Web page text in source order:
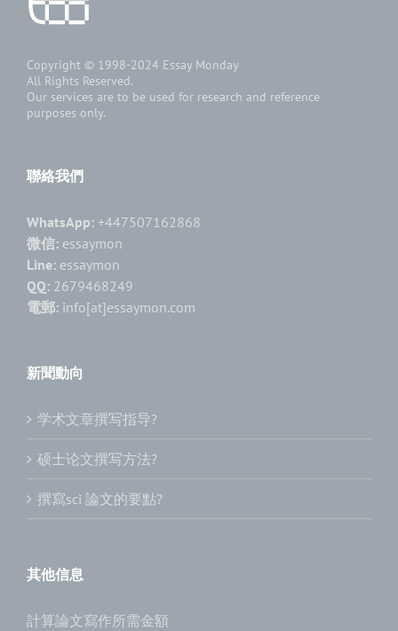
Copyright © 1998-2024 Essay Monday
All Rights Reserved.
Our services are to be used for research and reference
purposes only.
聯絡我們
WhatsApp: +447507162868
微信: essaymon
Line: essaymon
QQ: 2679468249
電郵: info[at]essaymon.com
新聞動向
学术文章撰写指导?
硕士论文撰写方法?
撰寫sci 論文的要點?
其他信息
計算論文寫作所需金額